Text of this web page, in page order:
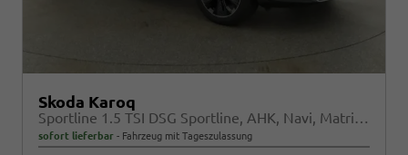
Skoda Karoq
Sportline 1.5 TSI DSG Sportline, AHK, Navi, Matrix, Kamera, el. Klappe, 5-J. Garantie
sofort lieferbar Fahrzeug mit Tageszulassung